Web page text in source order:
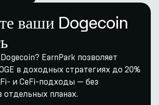
ваши Dogecoin
EarnPark позволяет
в доходных стратегиях до 20%
и CeFi-подходы — без
отдельных планах.